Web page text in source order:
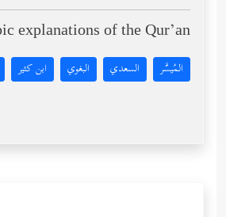
explanations of the Qur’an:
المُيسَّر السعدي البغوي ابن كثير